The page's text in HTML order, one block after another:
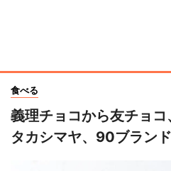
食べる
義理チョコから友チョ
タカシマヤ、90ブラン